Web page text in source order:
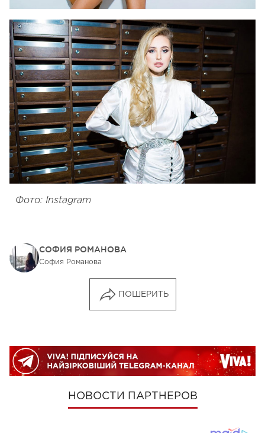
Фото: Instagram
СОФИЯ РОМАНОВА
София Романова
ПОШЕРИТЬ
НОВОСТИ ПАРТНЕРОВ